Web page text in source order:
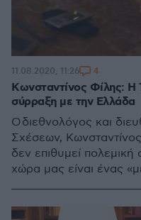
Κωνσταντίνος Φίλης: Η
σύρραξη με την Ελλάδα
Ο διεθνολόγος και
Σχέσεων,
δεν επιθυμεί
χώρα μας είναι ένας
11.08.2020, 11:26 4